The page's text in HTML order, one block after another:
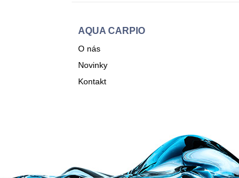
AQUA CARPIO
O nás
Novinky
Kontakt